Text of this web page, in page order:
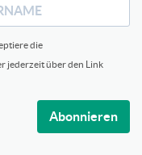
die
jederzeit über den Link
Abonnieren